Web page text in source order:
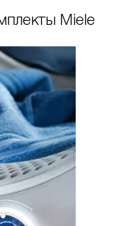
Miele